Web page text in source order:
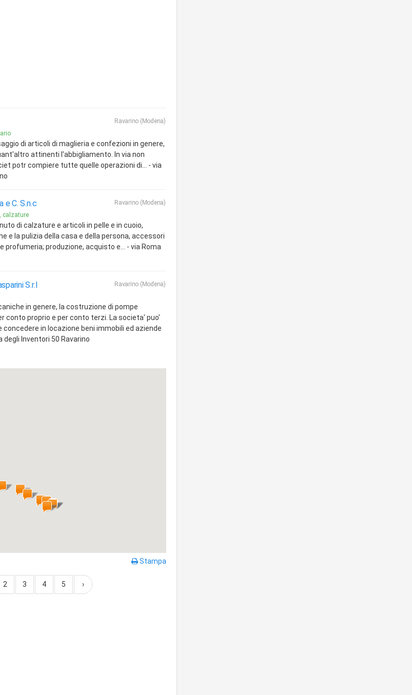
Ravarino (Modena)
di articoli di maglieria e confezioni in genere,
attinenti l'abbigliamento. In via non
potr compiere tutte quelle operazioni di... - via
e C. S.n.c
Ravarino (Modena)
calzature
di calzature e articoli in pelle e in cuoio,
e la pulizia della casa e della persona, accessori
profumeria; produzione, acquisto e... - via Roma
S.r.l
Ravarino (Modena)
in genere, la costruzione di pompe
conto proprio e per conto terzi. La societa' puo'
concedere in locazione beni immobili ed aziende
degli Inventori 50 Ravarino
Stampa
2 3 4 5 ›